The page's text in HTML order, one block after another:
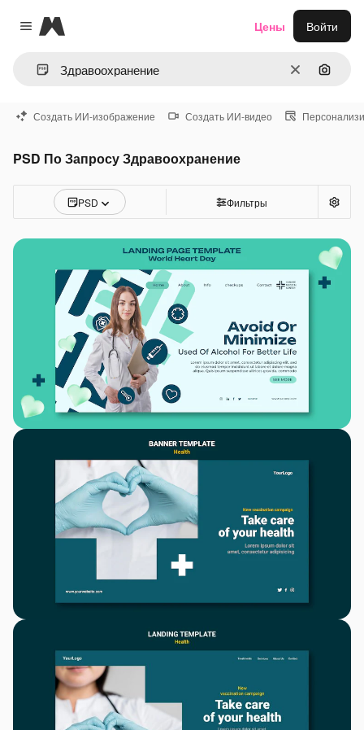
Close menu
Magnific
ОчиститьПоиск
Цены Войти
Создать ИИ-изображение Создать ИИ-видео
PSD По Запросу Здравоохранение
PSD Фильтры